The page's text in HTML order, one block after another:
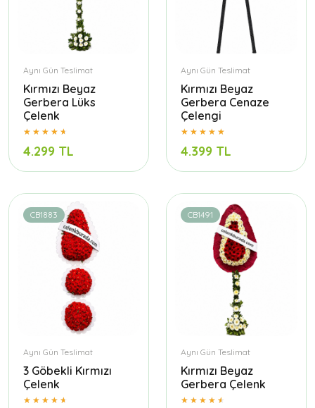
Aynı Gün Teslimat
Kırmızı Beyaz
Gerbera Lüks
Çelenk
4.299 TL
Aynı Gün Teslimat
Kırmızı Beyaz
Gerbera Cenaze
Çelengi
4.399 TL
CB1883
Aynı Gün Teslimat
3 Göbekli Kırmızı
Çelenk
CB1491
Aynı Gün Teslimat
Kırmızı Beyaz
Gerbera Çelenk